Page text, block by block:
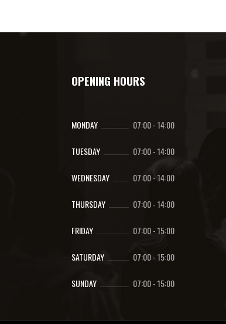
OPENING HOURS
MONDAY 07:00-14:00
TUESDAY 07:00-14:00
WEDNESDAY 07:00-14:00
THURSDAY 07:00-14:00
FRIDAY 07:00-15:00
SATURDAY 07:00-15:00
SUNDAY 07:00-15:00